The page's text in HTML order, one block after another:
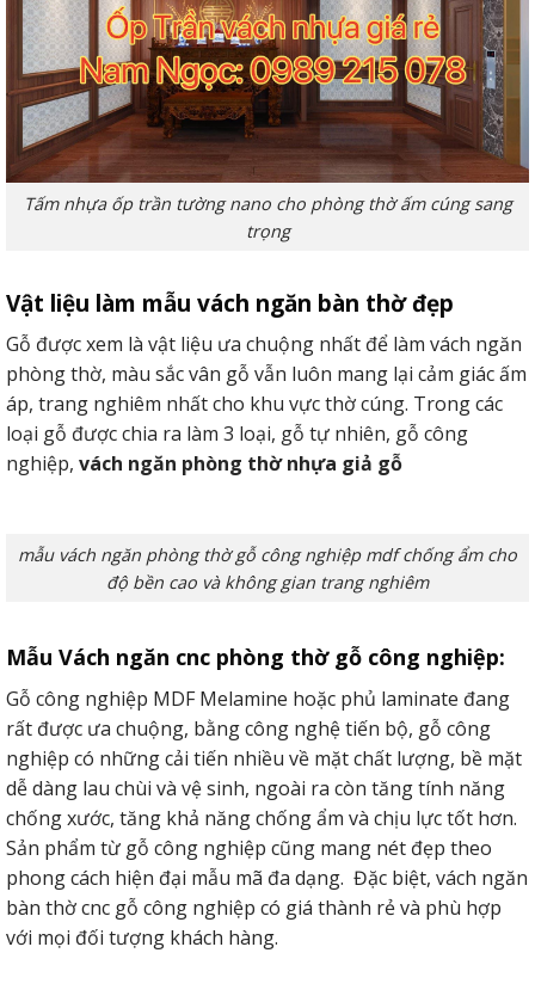
Tấm nhựa ốp trần tường nano cho phòng thờ ấm cúng sang
trọng
Vật liệu làm mẫu vách ngăn bàn thờ đẹp
Gỗ được xem là vật liệu ưa chuộng nhất để làm vách ngăn
phòng thờ, màu sắc vân gỗ vẫn luôn mang lại cảm giác ấm
áp, trang nghiêm nhất cho khu vực thờ cúng. Trong các
loại gỗ được chia ra làm 3 loại, gỗ tự nhiên, gỗ công
nghiệp, vách ngăn phòng thờ nhựa giả gỗ
mẫu vách ngăn phòng thờ gỗ công nghiệp mdf chống ẩm cho
độ bền cao và không gian trang nghiêm
Mẫu Vách ngăn cnc phòng thờ gỗ công nghiệp:
Gỗ công nghiệp MDF Melamine hoặc phủ laminate đang
rất được ưa chuộng, bằng công nghệ tiến bộ, gỗ công
nghiệp có những cải tiến nhiều về mặt chất lượng, bề mặt
dễ dàng lau chùi và vệ sinh, ngoài ra còn tăng tính năng
chống xước, tăng khả năng chống ẩm và chịu lực tốt hơn.
Sản phẩm từ gỗ công nghiệp cũng mang nét đẹp theo
phong cách hiện đại mẫu mã đa dạng. Đặc biệt, vách ngăn
bàn thờ cnc gỗ công nghiệp có giá thành rẻ và phù hợp
với mọi đối tượng khách hàng.